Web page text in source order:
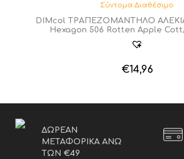
Σύντομα Διαθέσιμο
DIMcol ΤΡΑΠΕΖΟΜΑΝΤΗΛΟ
Hexagon 506 Rotten Apple
€14,96
ΔΩΡΕΑΝ
ΜΕΤΑΦΟΡΙΚΑ ΑΝΩ
ΤΩΝ €49